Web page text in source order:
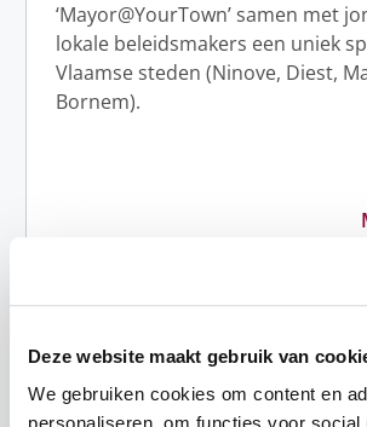
Deze website maakt gebruik van
We gebruiken cookies om content en
‘Mayor@YourTown’ samen met
lokale beleidsmakers een uniek
Vlaamse steden (Ninove, Diest,
Bornem).
Met haar project “Je mène à” wil
Couleur Café jongeren in